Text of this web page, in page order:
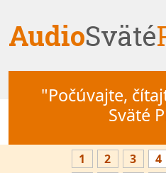
AudioSväté
"Počúvajte,
Sväté
1 2 3 4